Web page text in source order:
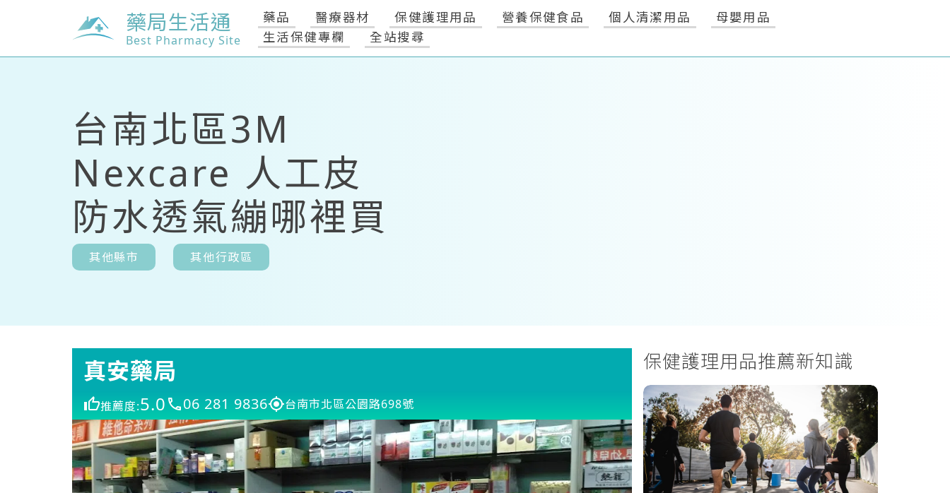
藥局生活通
Best Pharmacy Site
藥品 醫療器材 保健護理用品 營養保健食品 個人清潔用品
母嬰用品
生活保健專欄
全站搜尋
台南北區3M
Nexcare 人工皮
防水透氣繃哪裡買
其他縣市 其他行政區
真安藥局
推薦度:5.0 06 281 9836 台南市北區公園路698號
保健護理用品推薦新知識